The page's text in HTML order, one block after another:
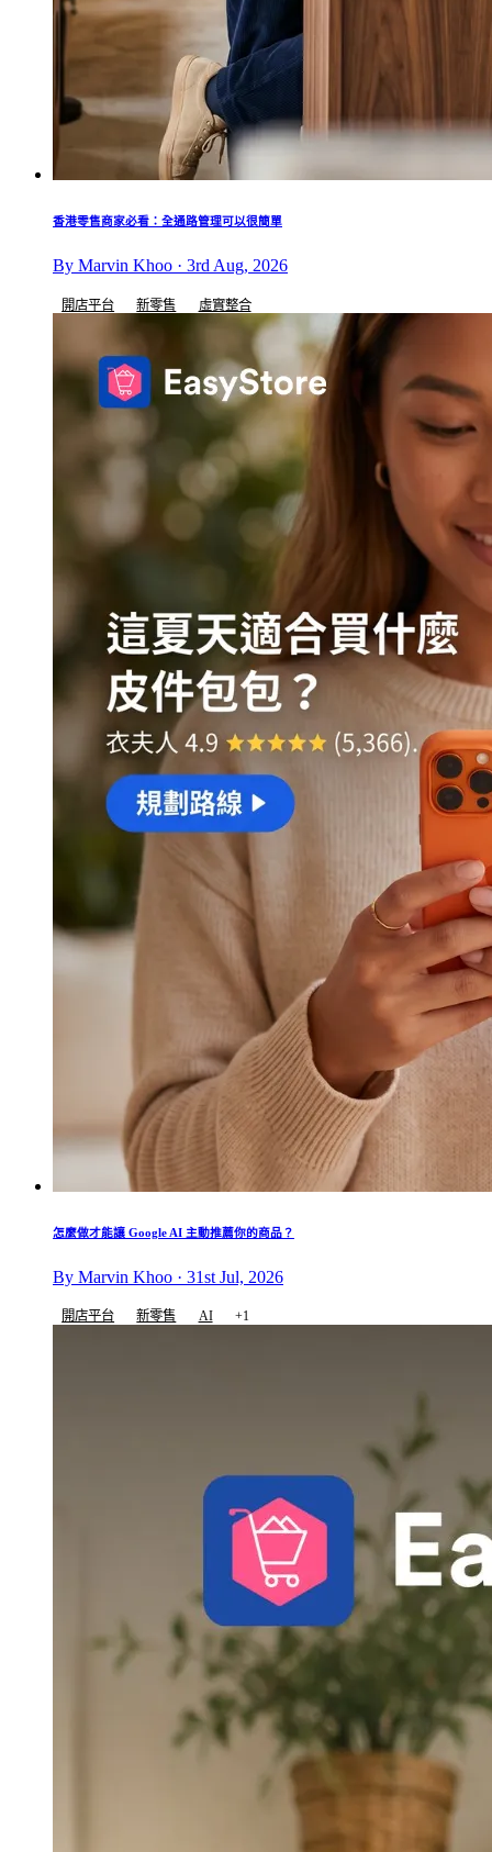
香港零售商家必看：全通路管理可以很簡單
By Marvin Khoo · 3rd Aug, 2026
開店平台 新零售 虛實整合
怎麼做才能讓 Google AI 主動推薦你的商品？
By Marvin Khoo · 31st Jul, 2026
開店平台 新零售 AI +1